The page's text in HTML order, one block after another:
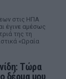
στις ΗΠΑ
έγινε αμέσως
της τη
«Ωραία
Τώρα
δέρμα μου,